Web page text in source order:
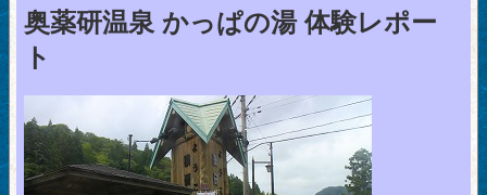
奥薬研温泉 かっぱの湯 体験レポー
ト